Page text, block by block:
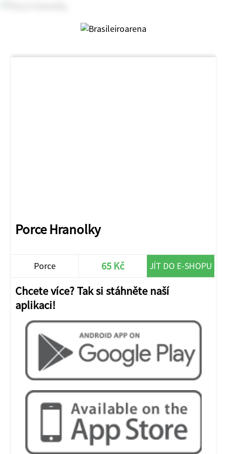
Porce Hranolky
Porce 65 Kč JÍT DO E-SHOPU
Chcete více? Tak si stáhněte naší
aplikaci!